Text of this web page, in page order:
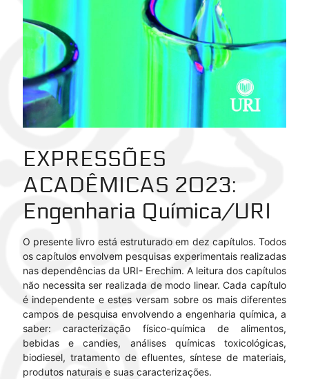
EXPRESSÕES
ACADÊMICAS 2023:
Engenharia Química/URI
O presente livro está estruturado em dez capítulos. Todos
os capítulos envolvem pesquisas experimentais realizadas
nas dependências da URI- Erechim. A leitura dos capítulos
não necessita ser realizada de modo linear. Cada capítulo
é independente e estes versam sobre os mais diferentes
campos de pesquisa envolvendo a engenharia química, a
saber: caracterização físico-química de alimentos,
bebidas e candies, análises químicas toxicológicas,
biodiesel, tratamento de efluentes, síntese de materiais,
produtos naturais e suas caracterizações.